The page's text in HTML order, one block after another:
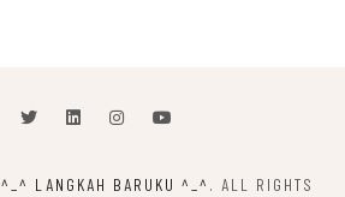
^_^ LANGKAH BARUKU ^_^ . ALL RIGHTS